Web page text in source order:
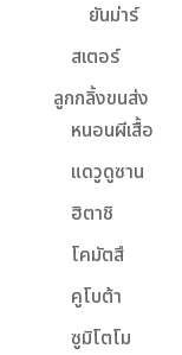
ยันม่าร์
สเตอร์
ลูกกลิ้งขนส่ง
หนอนผีเสื้อ
แดวูดูซาน
ฮิตาชิ
โคมัตสึ
คูโบต้า
ซูมิโตโม